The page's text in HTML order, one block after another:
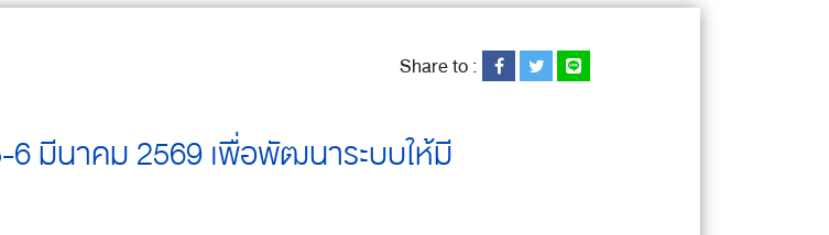
Share to :
6 มีนาคม 2569 เพื่อพัฒนาระบบให้มี